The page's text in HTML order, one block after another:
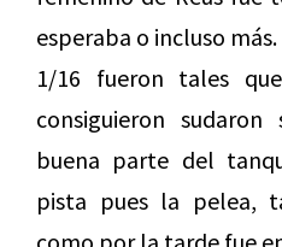
esperaba o incluso
1/16 fueron tales
consiguieron
buena parte del
pista pues la pelea,